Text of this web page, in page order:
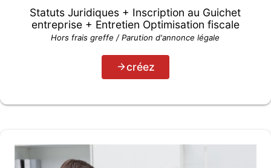
Statuts Juridiques + Inscription au Guichet
entreprise + Entretien Optimisation fiscale
Hors frais greffe / Parution d'annonce légale
créez